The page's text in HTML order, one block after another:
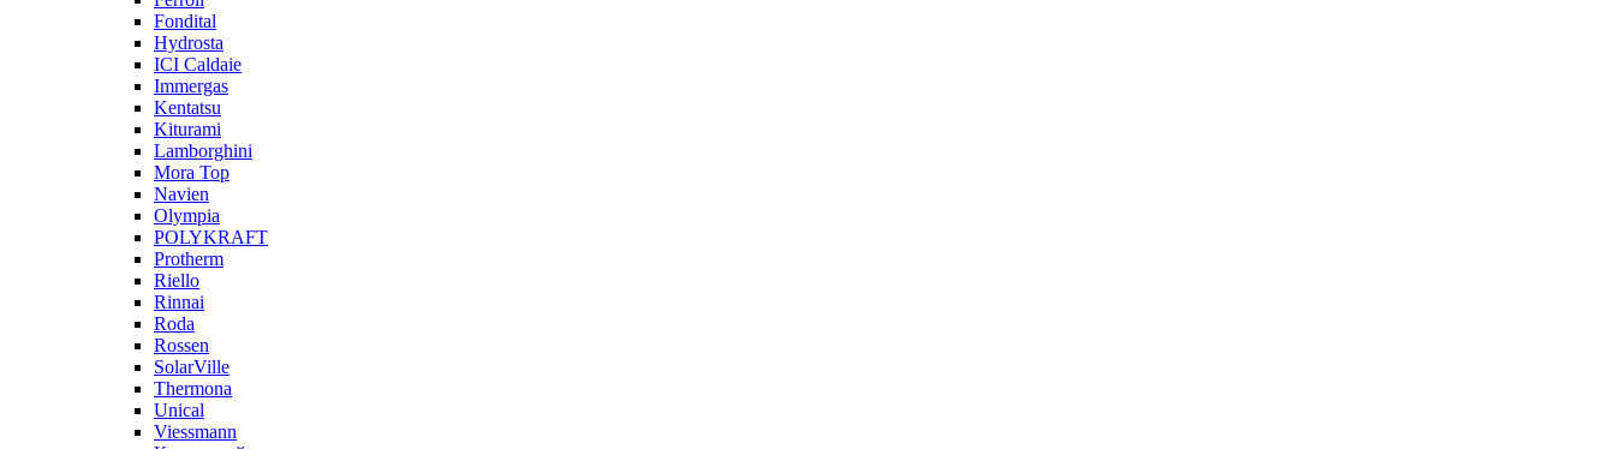
Fondital
Hydrosta
ICI Caldaie
Immergas
Kentatsu
Kiturami
Lamborghini
Mora Top
Navien
Olympia
POLYKRAFT
Protherm
Riello
Rinnai
Roda
Rossen
SolarVille
Thermona
Unical
Viessmann